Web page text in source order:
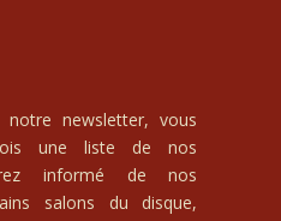
newsletter, vous
une liste de nos
informé de nos
salons du disque,